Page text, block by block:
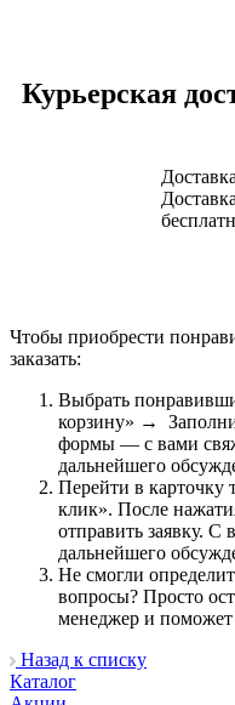
Курьерская
Чтобы приобрести
заказать:
Выбрать
корзину» →
формы — с вами
дальнейшего
Перейти в карточку
клик». После
отправить заявку. С
дальнейшего
Не смогли
вопросы? Просто
менеджер и поможет
Назад к списку
Каталог